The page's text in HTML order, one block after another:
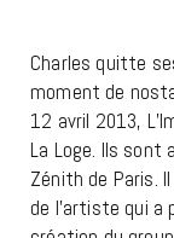
Charles quitte
moment de
12 avril 2013,
La Loge. Ils sont
Zénith de Paris.
de l’artiste qui a